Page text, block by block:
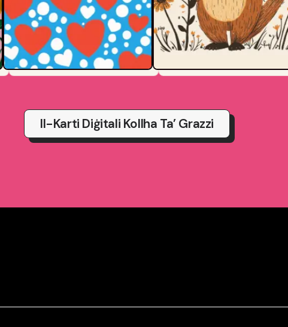
Il-Karti Diġitali Kollha Ta’ Grazzi